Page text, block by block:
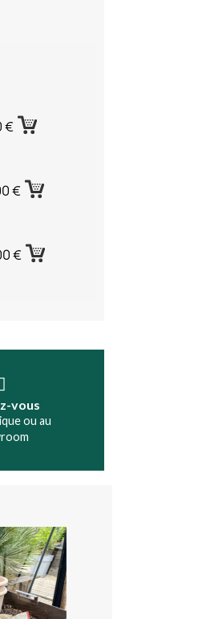
€
€
€
vous
ou au